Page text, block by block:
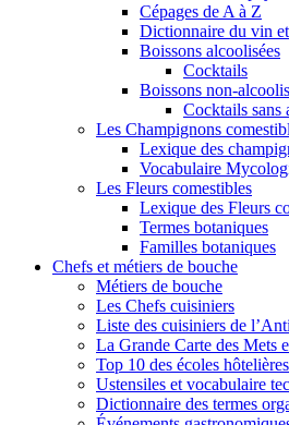
Cépages de A à Z
Dictionnaire du vin
Boissons alcoolisées
Cocktails
Boissons non-
Cocktails sans
Les Champignons
Lexique des
Vocabulaire
Les Fleurs comestibles
Lexique des Fleurs
Termes botaniques
Familles botaniques
Chefs et métiers de bouche
Métiers de bouche
Les Chefs cuisiniers
Liste des cuisiniers de
La Grande Carte des Mets
Top 10 des écoles
Ustensiles et vocabulaire
Dictionnaire des termes